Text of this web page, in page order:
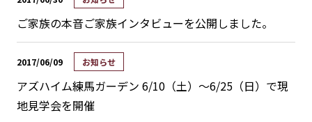
ご家族の本音ご家族インタビューを公開しました。
2017/06/09 お知らせ
アズハイム練馬ガーデン 6/10（土）～6/25（日）で現
地見学会を開催